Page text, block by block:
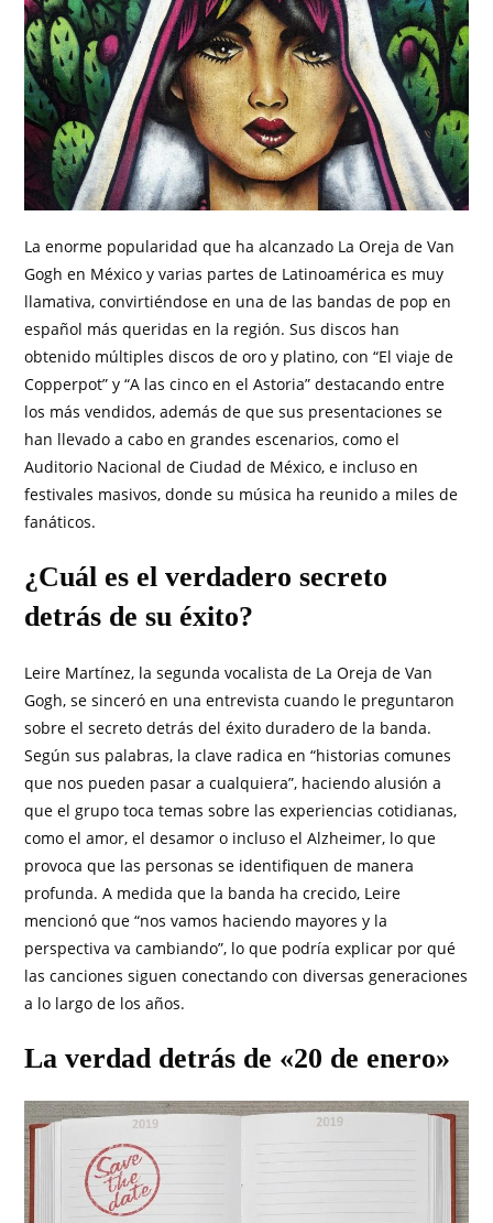
La enorme popularidad que ha alcanzado La Oreja de Van
Gogh en México y varias partes de Latinoamérica es muy
llamativa, convirtiéndose en una de las bandas de pop en
español más queridas en la región. Sus discos han
obtenido múltiples discos de oro y platino, con “El viaje de
Copperpot” y “A las cinco en el Astoria” destacando entre
los más vendidos, además de que sus presentaciones se
han llevado a cabo en grandes escenarios, como el
Auditorio Nacional de Ciudad de México, e incluso en
festivales masivos, donde su música ha reunido a miles de
fanáticos.
¿Cuál es el verdadero secreto
detrás de su éxito?
Leire Martínez, la segunda vocalista de La Oreja de Van
Gogh, se sinceró en una entrevista cuando le preguntaron
sobre el secreto detrás del éxito duradero de la banda.
Según sus palabras, la clave radica en “historias comunes
que nos pueden pasar a cualquiera”, haciendo alusión a
que el grupo toca temas sobre las experiencias cotidianas,
como el amor, el desamor o incluso el Alzheimer, lo que
provoca que las personas se identifiquen de manera
profunda. A medida que la banda ha crecido, Leire
mencionó que “nos vamos haciendo mayores y la
perspectiva va cambiando”, lo que podría explicar por qué
las canciones siguen conectando con diversas generaciones
a lo largo de los años.
La verdad detrás de «20 de enero»